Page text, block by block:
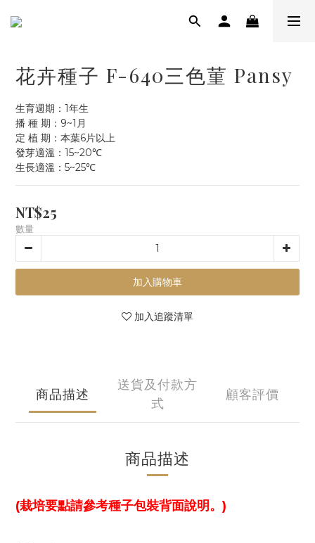
花卉種子 F-640三色菫 Pansy
生育週期：1年生
播 種 期：9~1月
定 植 期：本葉6片以上
發芽適溫：15~20℃
生長適溫：5~25℃
NT$25
數量
加入購物車
加入追蹤清單
商品描述
送貨及付款方
式
顧客評價
商品描述
(栽培要點請參考種子包裝背面說明。)